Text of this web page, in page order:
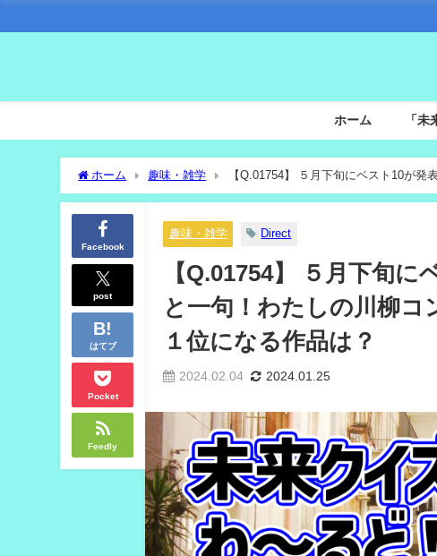
ホーム 「
ホーム 趣味・雑学
【Q.01754】 ５月下旬にベスト10が発
なかで投票１位になる作品は？
Facebook
post
はてブ
Pocket
Feedly
趣味・雑学 Direct
【Q.01754】 ５月下旬
と一句！わたしの川柳コ
１位になる作品は？
2024.02.04 2024.01.25